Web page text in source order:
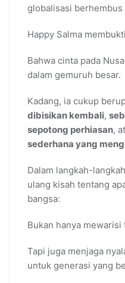
globalisasi berhembus
Happy Salma
Bahwa cinta pada
dalam gemuruh besar.
Kadang, ia cukup
dibisikan kembali,
sepotong perhiasan,
sederhana yang
Dalam langkah-
ulang kisah tentang
bangsa:
Bukan hanya
Tapi juga menjaga
untuk generasi yang